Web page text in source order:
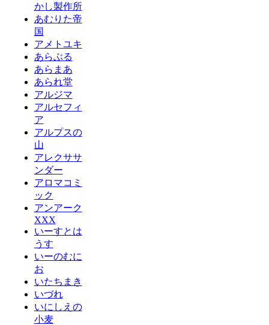
かし製作所
あむりた帝
国
アメトユキ
あらぶる
あらまあ
あられ堂
アルジマ
アルセフィ
ア
アルプスの
山
アレクササ
ンダー
アロマコミ
ック
アンアーク
XXX
いーすとは
うす
いーのむに
お
いたちまき
いづれ
いにしえの
小麦